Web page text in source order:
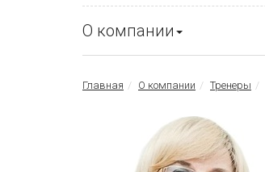
О компании
Главная О компании Тренеры